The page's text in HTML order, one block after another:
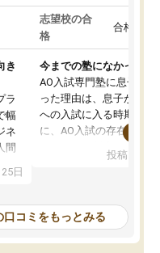
き
ラ
幅
ネ
間
。
く
だ
己
日
志望校の合
格
合格した
今までの塾になかった
AO入試専門塾に息子を
った理由は、息子が高校
への入試に入る時期に差
に、AO入試の存在を息
たことから、AOIに入塾
で、AO入試を改めて知
それに対しての具体的な
ことでした。更に子供の
投稿日：
コミをもっとみる